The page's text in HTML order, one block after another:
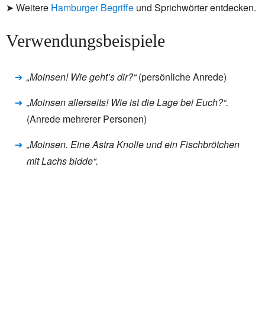
➤ Weitere Hamburger Begriffe und Sprichwörter entdecken.
Verwendungsbeispiele
„Moinsen! Wie geht’s dir?“(persönliche Anrede)
„Moinsen allerseits! Wie ist die Lage bei Euch?“.
(Anrede mehrerer Personen)
„Moinsen. Eine Astra Knolle und ein Fischbrötchen
mit Lachs bidde“.